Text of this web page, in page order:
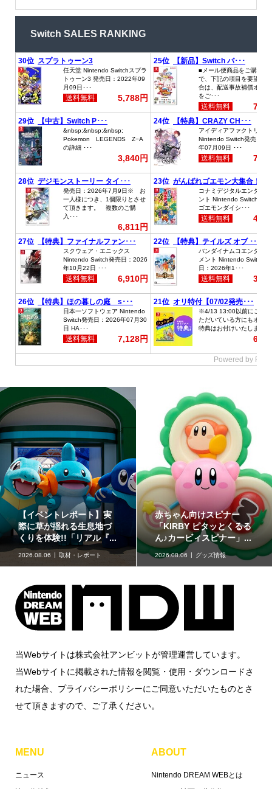
Switch SALES RANKING
どうぶつたちと楽しむ12
色のコスメ「ポンデクル
ール どうぶつの森 マル...
2026.08.06 グッズ情報
「星たべよ」に「ポケモ
ン」のハロウィンデザイ
ンが登場！8月17日発売
2026.08.06 グッズ情報
当Webサイトは株式会社アンビットが管理運営しています。
当Webサイトに掲載された情報を閲覧・使用・ダウンロードさ
れた場合、プライバシーポリシーにご同意いただいたものとさ
せて頂きますので、ご了承ください。
MENU
ニュース
ABOUT
Nintendo DREAM WEBとは